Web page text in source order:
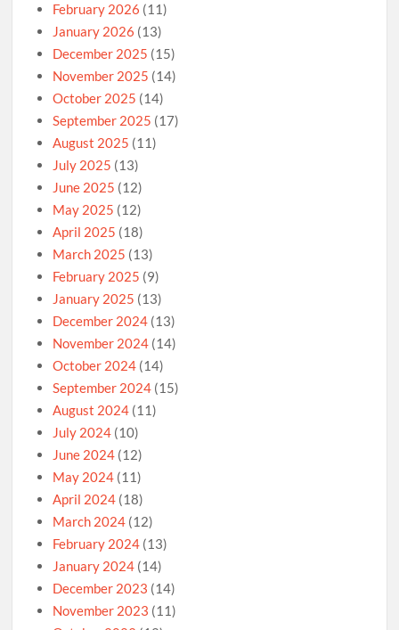
February 2026 (11)
January 2026 (13)
December 2025 (15)
November 2025 (14)
October 2025 (14)
September 2025 (17)
August 2025 (11)
July 2025 (13)
June 2025 (12)
May 2025 (12)
April 2025 (18)
March 2025 (13)
February 2025 (9)
January 2025 (13)
December 2024 (13)
November 2024 (14)
October 2024 (14)
September 2024 (15)
August 2024 (11)
July 2024 (10)
June 2024 (12)
May 2024 (11)
April 2024 (18)
March 2024 (12)
February 2024 (13)
January 2024 (14)
December 2023 (14)
November 2023 (11)